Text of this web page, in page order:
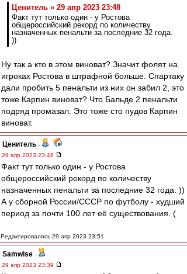
Ценитель » 29 апр 2023 23:48
Факт тут только один - у Ростова
общероссийский рекорд по количеству
назначенных пенальти за последние 32 года.
))
Ну так а кто в этом виноват? Значит фолят на
игроках Ростова в штрафной больше. Спартаку
дали пробить 5 пенальти из них он забил 2, это
тоже Карпин виноват? Что Бальде 2 пенальти
подряд промазал. Это тоже сто пудов Карпин
виноват.
Ценитель -
29 апр 2023 23:48
Факт тут только один - у Ростова
общероссийский рекорд по количеству
назначенных пенальти за последние 32 года. ))
А у сборной России/СССР по футболу - худший
период за почти 100 лет её существования. (
Редактировалось 29 апр 2023 23:51
Samwise -
29 апр 2023 23:39